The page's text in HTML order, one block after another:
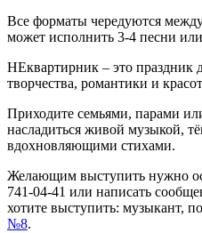
Все форматы чередуются
может исполнить 3-4 песни
НЕквартирник – это праздник
творчества, романтики и
Приходите семьями, парами
насладиться живой музыкой,
вдохновляющими стихами.
Желающим выступить нужно
741-04-41 или написать
хотите выступить: музыкант,
№8.